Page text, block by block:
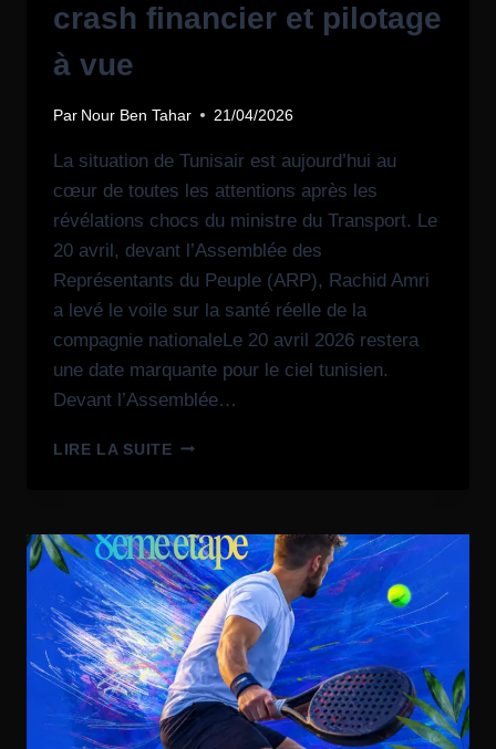
crash financier et pilotage
à vue
Par Nour Ben Tahar 21/04/2026
La situation de Tunisair est aujourd’hui au
cœur de toutes les attentions après les
révélations chocs du ministre du Transport. Le
20 avril, devant l’Assemblée des
Représentants du Peuple (ARP), Rachid Amri
a levé le voile sur la santé réelle de la
compagnie nationaleLe 20 avril 2026 restera
une date marquante pour le ciel tunisien.
Devant l’Assemblée…
LIRE LA SUITE